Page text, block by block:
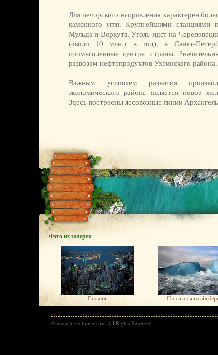
Для печорского направления характерен
каменного угля. Крупнейшими станциями
Мульда и Воркута. Уголь идет на
(около 10 млн.т в год), в Санкт-
промышленные центры страны.
развозом нефтепродуктов Ухтинского района.
Важным условием развития
экономического района является новое
Здесь построены лесовозные линии
Фото из галереи
Гонконг Пингвины на
© www.travelhunters.ru. All Rights Reserved.